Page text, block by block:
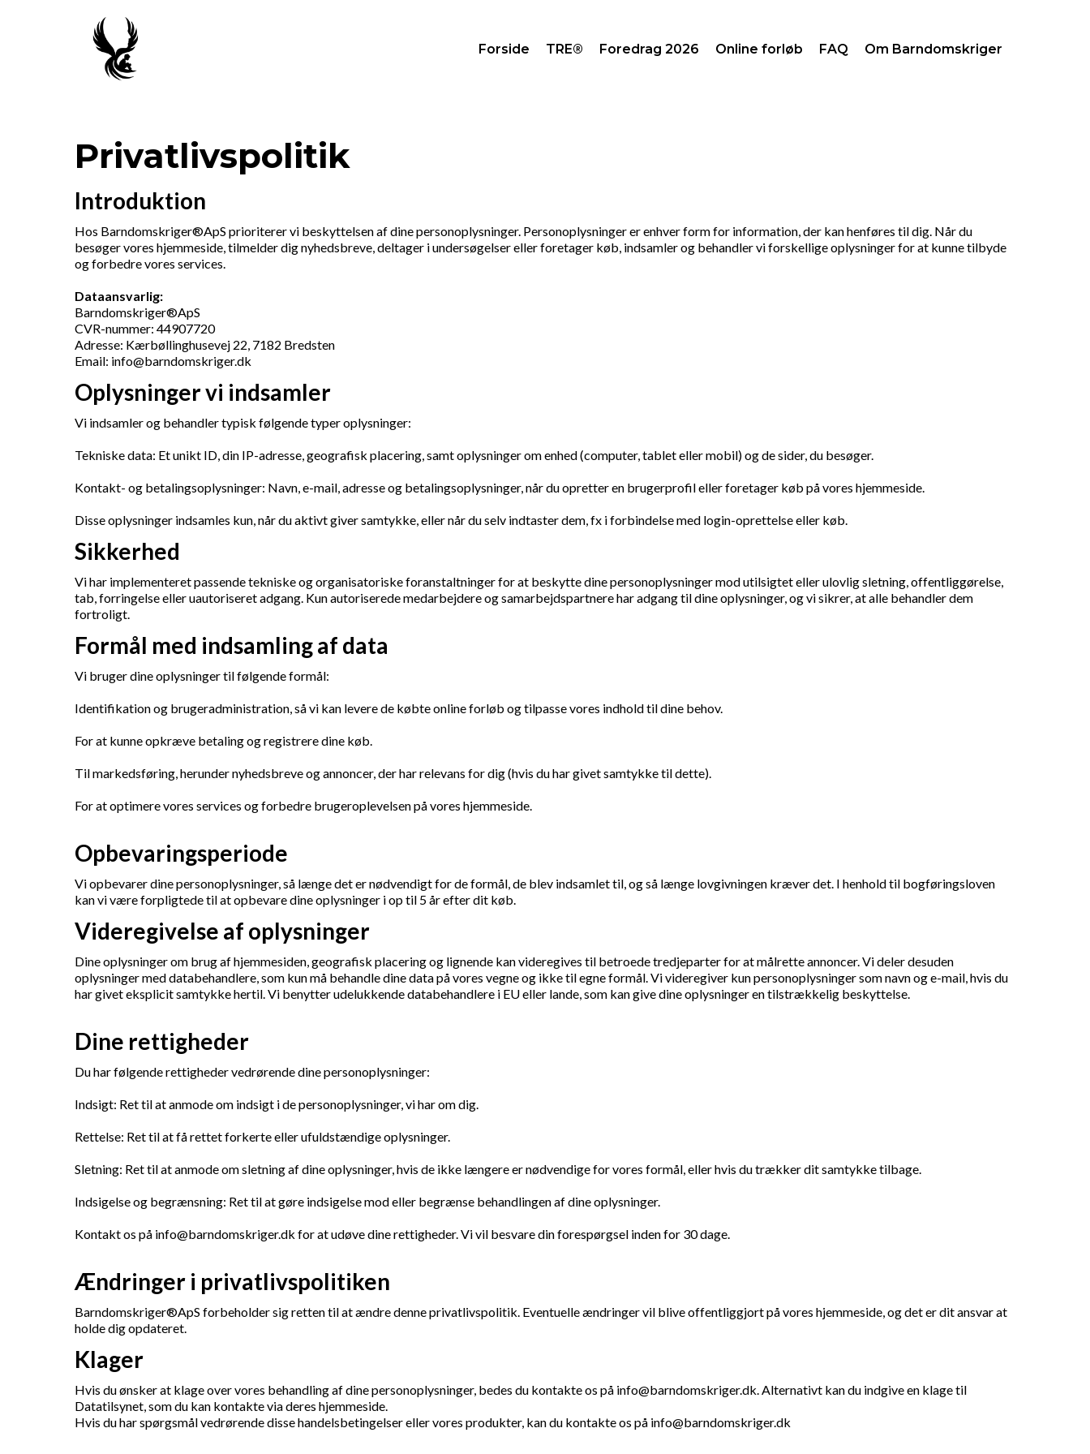
Forside TRE® Foredrag 2026 Online forløb FAQ Om Barndomskriger
Privatlivspolitik
Introduktion
Hos Barndomskriger®ApS prioriterer vi beskyttelsen af dine personoplysninger. Personoplysninger er enhver form for information, der kan henføres til dig. Når du
besøger vores hjemmeside, tilmelder dig nyhedsbreve, deltager i undersøgelser eller foretager køb, indsamler og behandler vi forskellige oplysninger for at kunne tilbyde
og forbedre vores services.
Dataansvarlig:
Barndomskriger®ApS
CVR-nummer: 44907720
Adresse: Kærbøllinghusevej 22, 7182 Bredsten
Email: info@barndomskriger.dk
Oplysninger vi indsamler
Vi indsamler og behandler typisk følgende typer oplysninger:
Tekniske data: Et unikt ID, din IP-adresse, geografisk placering, samt oplysninger om enhed (computer, tablet eller mobil) og de sider, du besøger.
Kontakt- og betalingsoplysninger: Navn, e-mail, adresse og betalingsoplysninger, når du opretter en brugerprofil eller foretager køb på vores hjemmeside.
Disse oplysninger indsamles kun, når du aktivt giver samtykke, eller når du selv indtaster dem, fx i forbindelse med login-oprettelse eller køb.
Sikkerhed
Vi har implementeret passende tekniske og organisatoriske foranstaltninger for at beskytte dine personoplysninger mod utilsigtet eller ulovlig sletning, offentliggørelse,
tab, forringelse eller uautoriseret adgang. Kun autoriserede medarbejdere og samarbejdspartnere har adgang til dine oplysninger, og vi sikrer, at alle behandler dem
fortroligt.
Formål med indsamling af data
Vi bruger dine oplysninger til følgende formål:
Identifikation og brugeradministration, så vi kan levere de købte online forløb og tilpasse vores indhold til dine behov.
For at kunne opkræve betaling og registrere dine køb.
Til markedsføring, herunder nyhedsbreve og annoncer, der har relevans for dig (hvis du har givet samtykke til dette).
For at optimere vores services og forbedre brugeroplevelsen på vores hjemmeside.
Opbevaringsperiode
Vi opbevarer dine personoplysninger, så længe det er nødvendigt for de formål, de blev indsamlet til, og så længe lovgivningen kræver det. I henhold til bogføringsloven
kan vi være forpligtede til at opbevare dine oplysninger i op til 5 år efter dit køb.
Videregivelse af oplysninger
Dine oplysninger om brug af hjemmesiden, geografisk placering og lignende kan videregives til betroede tredjeparter for at målrette annoncer. Vi deler desuden
oplysninger med databehandlere, som kun må behandle dine data på vores vegne og ikke til egne formål. Vi videregiver kun personoplysninger som navn og e-mail, hvis du
har givet eksplicit samtykke hertil. Vi benytter udelukkende databehandlere i EU eller lande, som kan give dine oplysninger en tilstrækkelig beskyttelse.
Dine rettigheder
Du har følgende rettigheder vedrørende dine personoplysninger:
Indsigt: Ret til at anmode om indsigt i de personoplysninger, vi har om dig.
Rettelse: Ret til at få rettet forkerte eller ufuldstændige oplysninger.
Sletning: Ret til at anmode om sletning af dine oplysninger, hvis de ikke længere er nødvendige for vores formål, eller hvis du trækker dit samtykke tilbage.
Indsigelse og begrænsning: Ret til at gøre indsigelse mod eller begrænse behandlingen af dine oplysninger.
Kontakt os på info@barndomskriger.dk for at udøve dine rettigheder. Vi vil besvare din forespørgsel inden for 30 dage.
Ændringer i privatlivspolitiken
Barndomskriger®ApS forbeholder sig retten til at ændre denne privatlivspolitik. Eventuelle ændringer vil blive offentliggjort på vores hjemmeside, og det er dit ansvar at
holde dig opdateret.
Klager
Hvis du ønsker at klage over vores behandling af dine personoplysninger, bedes du kontakte os på info@barndomskriger.dk. Alternativt kan du indgive en klage til
Datatilsynet, som du kan kontakte via deres hjemmeside.
Hvis du har spørgsmål vedrørende disse handelsbetingelser eller vores produkter, kan du kontakte os på info@barndomskriger.dk